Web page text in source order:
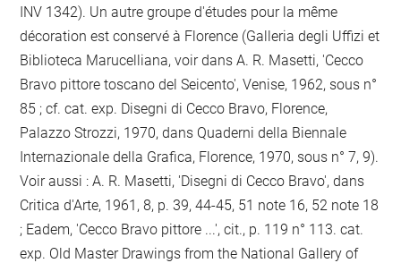
INV 1342). Un autre groupe d'études pour la même
décoration est conservé à Florence (Galleria degli Uffizi et
Biblioteca Marucelliana, voir dans A. R. Masetti, 'Cecco
Bravo pittore toscano del Seicento', Venise, 1962, sous n°
85 ; cf. cat. exp. Disegni di Cecco Bravo, Florence,
Palazzo Strozzi, 1970, dans Quaderni della Biennale
Internazionale della Grafica, Florence, 1970, sous n° 7, 9).
Voir aussi : A. R. Masetti, 'Disegni di Cecco Bravo', dans
Critica d'Arte, 1961, 8, p. 39, 44-45, 51 note 16, 52 note 18
; Eadem, 'Cecco Bravo pittore ...', cit., p. 119 n° 113. cat.
exp. Old Master Drawings from the National Gallery of